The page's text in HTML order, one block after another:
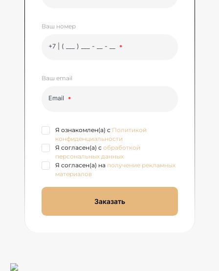
Ваш номер
+7 | ( ___ ) ___ - __ - __
Ваш email
Email
Я ознакомлен(а) с Политикой
конфиденциальности
Я согласен(а) с обработкой
персональных данных
Я согласен(а) на получение рекламных
материалов
Заказать